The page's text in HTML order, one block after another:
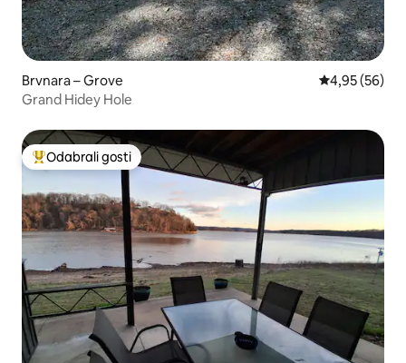
Brvnara – Grove Prosječna
4,95 (56)
Grand Hidey Hole
Među najviše rangiranima s oznakom „Odabrali gosti”
Odabrali gosti